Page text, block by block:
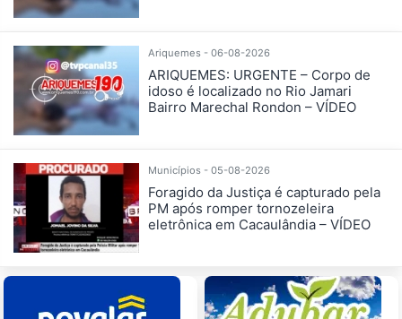
Ariquemes - 06-08-2026
ARIQUEMES: URGENTE – Corpo de
idoso é localizado no Rio Jamari
Bairro Marechal Rondon – VÍDEO
Municípios - 05-08-2026
Foragido da Justiça é capturado pela
PM após romper tornozeleira
eletrônica em Cacaulândia – VÍDEO